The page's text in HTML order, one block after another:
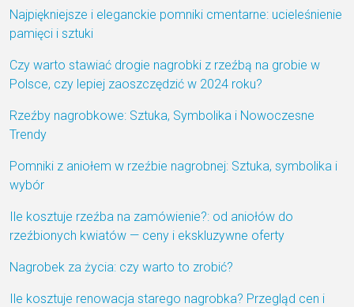
Najpiękniejsze i eleganckie pomniki cmentarne: ucieleśnienie
pamięci i sztuki
Czy warto stawiać drogie nagrobki z rzeźbą na grobie w
Polsce, czy lepiej zaoszczędzić w 2024 roku?
Rzeźby nagrobkowe: Sztuka, Symbolika i Nowoczesne
Trendy
Pomniki z aniołem w rzeźbie nagrobnej: Sztuka, symbolika i
wybór
Ile kosztuje rzeźba na zamówienie?: od aniołów do
rzeźbionych kwiatów — ceny i ekskluzywne oferty
Nagrobek za życia: czy warto to zrobić?
Ile kosztuje renowacja starego nagrobka? Przegląd cen i